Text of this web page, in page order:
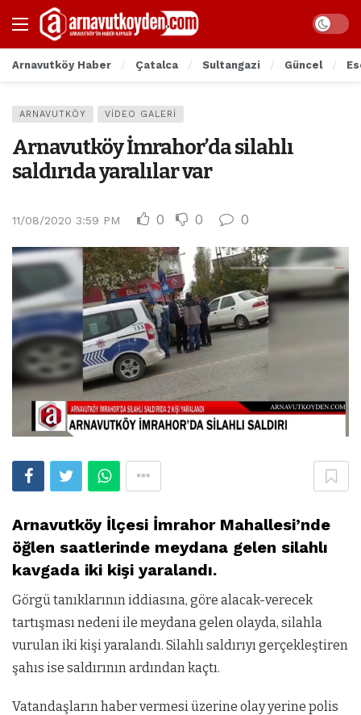
Arnavutköy Haber Çatalca Sultangazi Güncel
ARNAVUTKÖY VIDEO GALERI
Arnavutköy İmrahor’da silahlı
saldırıda yaralılar var
11/08/2020 3:59 PM 0 0 0
Arnavutköy İlçesi İmrahor Mahallesi’nde
öğlen saatlerinde meydana gelen silahlı
kavgada iki kişi yaralandı.
Görgü tanıklarının iddiasına, göre alacak-verecek
tartışması nedeni ile meydana gelen olayda, silahla
vurulan iki kişi yaralandı. Silahlı saldırıyı gerçekleştiren
şahıs ise saldırının ardından kaçtı.
Vatandaşların haber vermesi üzerine olay yerine polis